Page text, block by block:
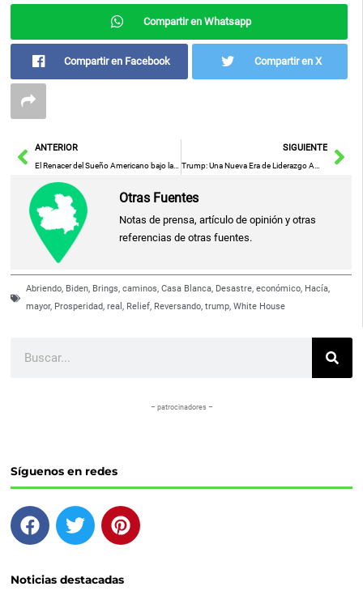
Compartir en Whatsapp
Compartir en Facebook Compartir en X
AntANTERIOR
El Renacer del Sueño Americano bajo la Presidencia de Trump
SIGUIENTE
Trump: Una Nueva Era de Liderazgo Americano y Seguridad Global a Través de la Fuerza
Otras Fuentes
Notas de prensa, artículo de opinión y otras
referencias de otras fuentes.
Abriendo, Biden, Brings,caminos,Casa Blanca, Desastre,económico, Hacía,
mayor, Prosperidad,real, Relief, Reversando,trump,White House
– patrocinadores –
Síguenos en redes
F
a
e
T
w
t
P
i
t
Noticias destacadas